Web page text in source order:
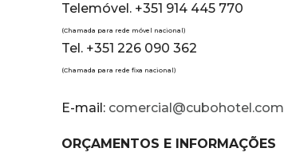
Telemóvel. +351 914 445 770
(Chamada para rede móvel nacional)
Tel. +351 226 090 362
(Chamada para rede fixa nacional)
E-mail: comercial@cubohotel.com
ORÇAMENTOS E INFORMAÇÕES